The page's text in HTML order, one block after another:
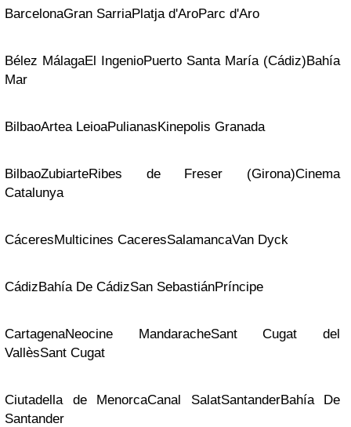
BarcelonaGran SarriaPlatja d'AroParc d'Aro
Bélez MálagaEl IngenioPuerto Santa María (Cádiz)Bahía
Mar
BilbaoArtea LeioaPulianasKinepolis Granada
BilbaoZubiarteRibes de Freser (Girona)Cinema
Catalunya
CáceresMulticines CaceresSalamancaVan Dyck
CádizBahía De CádizSan SebastiánPríncipe
CartagenaNeocine MandaracheSant Cugat del
VallèsSant Cugat
Ciutadella de MenorcaCanal SalatSantanderBahía De
Santander